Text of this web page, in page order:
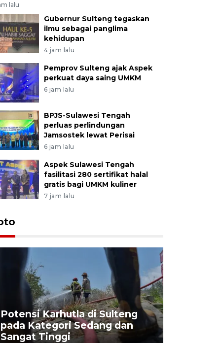
lalu
Gubernur Sulteng tegaskan
ilmu sebagai panglima
kehidupan
4 jam lalu
Pemprov Sulteng ajak Aspek
perkuat daya saing UMKM
6 jam lalu
BPJS-Sulawesi Tengah
perluas perlindungan
Jamsostek lewat Perisai
6 jam lalu
Aspek Sulawesi Tengah
fasilitasi 280 sertifikat halal
gratis bagi UMKM kuliner
7 jam lalu
Potensi Karhutla di Sulteng
pada Kategori Sedang dan
Sangat Tinggi